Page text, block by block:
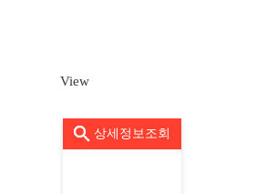
View
상세정보조회